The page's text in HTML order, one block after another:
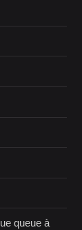
queue à